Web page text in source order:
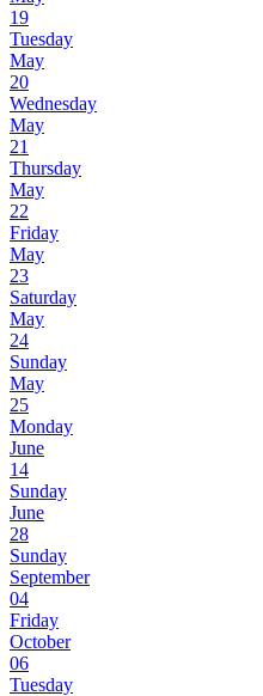
19
Tuesday
May
20
Wednesday
May
21
Thursday
May
22
Friday
May
23
Saturday
May
24
Sunday
May
25
Monday
June
14
Sunday
June
28
Sunday
September
04
Friday
October
06
Tuesday